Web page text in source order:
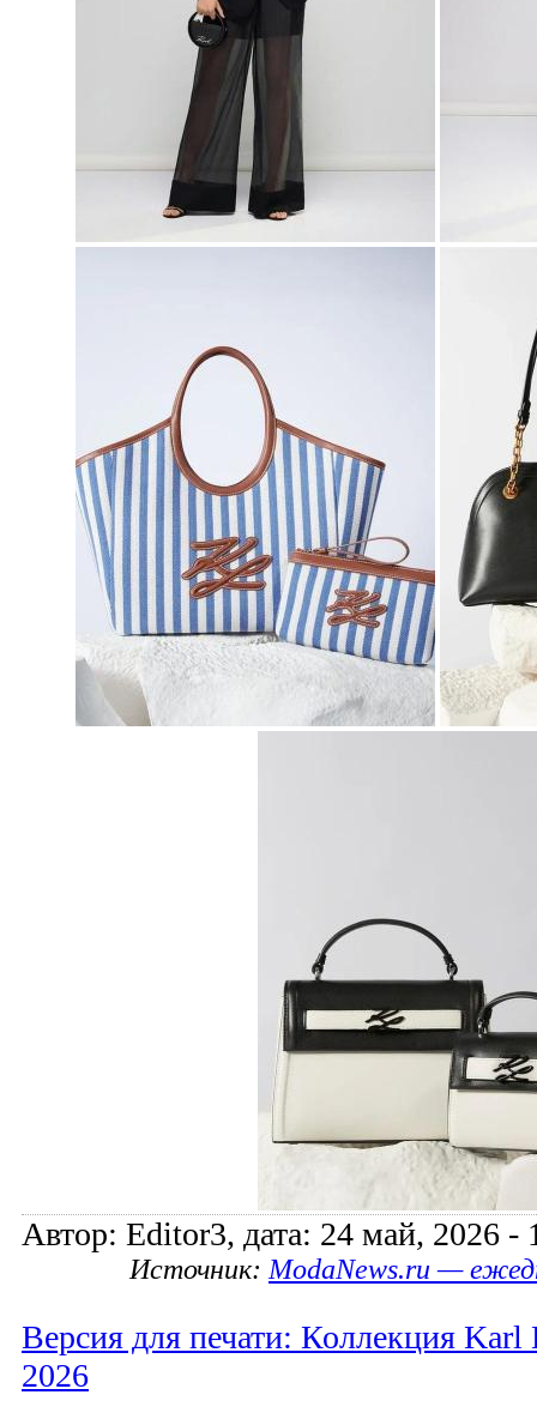
Автор: Editor3, дата: 24 май, 2026 -
Источник:ModaNews.ru —
Версия для печати: Коллекция Karl
2026